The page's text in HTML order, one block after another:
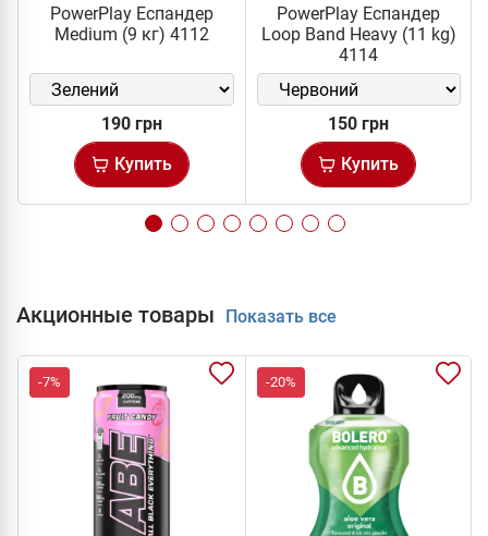
PowerPlay Еспандер
Medium (9 кг) 4112
190 грн
Купить
PowerPlay Еспандер
Loop Band Heavy (11 kg)
4114
150 грн
Купить
Акционные товары Показать все
-7% -20%